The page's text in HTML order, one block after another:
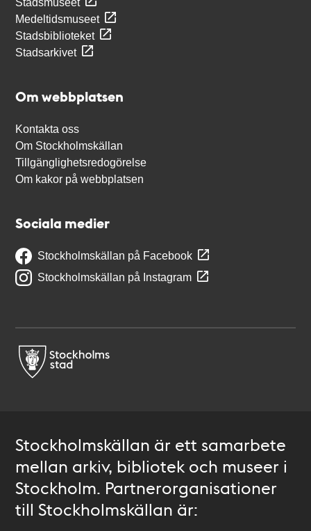
Stadsmuseet
Medeltidsmuseet
Stadsbiblioteket
Stadsarkivet
Om webbplatsen
Kontakta oss
Om Stockholmskällan
Tillgänglighetsredogörelse
Om kakor på webbplatsen
Sociala medier
Stockholmskällan på Facebook
Stockholmskällan på Instagram
Stockholmskällan är ett samarbete
mellan arkiv, bibliotek och museer i
Stockholm. Partnerorganisationer
till Stockholmskällan är: